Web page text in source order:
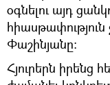
օգնելու այդ
հիասթափություն
Փաշինյանը:
Հյուրերն իրենց